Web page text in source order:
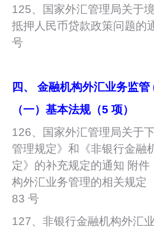
125、国家外汇管理局关于
抵押人民币贷款政策问题的
号
四、 金融机构外汇业务监管
（一）基本法规（5 项）
126、国家外汇管理局关于
管理规定》和《非银行金融
定》的补充规定的通知 附
构外汇业务管理的相关规定
83 号
127、非银行金融机构外汇